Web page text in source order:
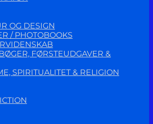
OG DESIGN
/ PHOTOBOOKS
FØRSTEUDGAVER &
SPIRITUALITET & RELIGION